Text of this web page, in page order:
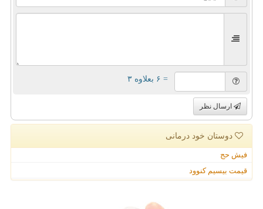
= ۶ بعلاوه ۳
ارسال نظر
دوستان خود درمانی
فیش حج
قیمت بیسیم کنوود